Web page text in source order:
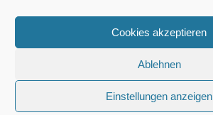
Cookies akzeptieren
Ablehnen
Einstellungen anzeigen